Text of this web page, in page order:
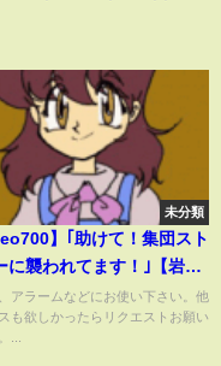
未分類
】｢助けて！集団スト
に襲われてます！｣【岩間
アラームなどにお使い下さい。他
も欲しかったらリクエストお願い
...